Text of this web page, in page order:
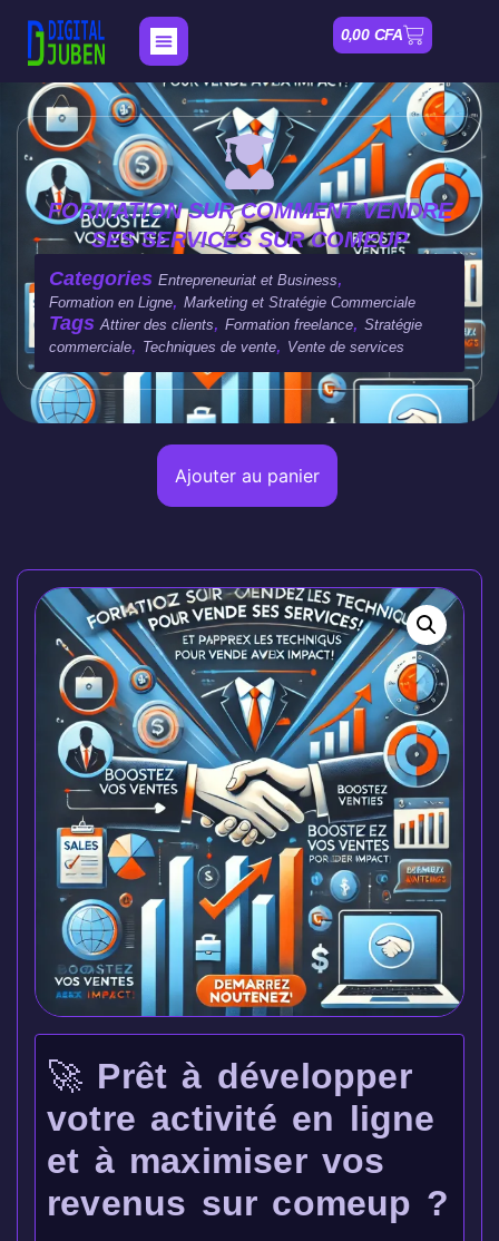
0,00 CFA
FORMATION SUR COMMENT VENDRE
SES SERVICES SUR COMEUP
Categories Entrepreneuriat et Business,
Formation en Ligne, Marketing et Stratégie Commerciale
Tags Attirer des clients, Formation freelance, Stratégie
commerciale, Techniques de vente, Vente de services
Ajouter au panier
🚀 Prêt à développer
votre activité en ligne
et à maximiser vos
revenus sur comeup ?